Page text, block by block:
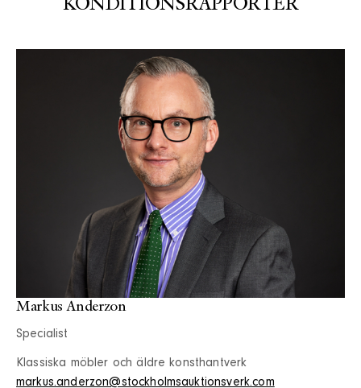
KONDITIONSRAPPORTER
Markus Anderzon
Specialist
Klassiska möbler och äldre konsthantverk
markus.anderzon@stockholmsauktionsverk.com